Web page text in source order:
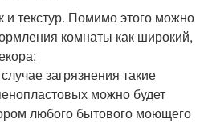
и текстур. Помимо этого можно
комнаты как широкий,
загрязнения такие
можно будет
любого бытового моющего